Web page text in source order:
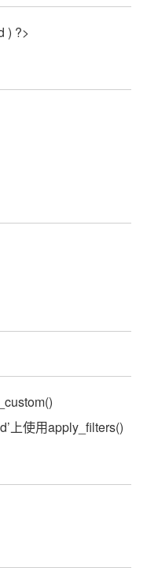
) ?>
上使用apply_filters()